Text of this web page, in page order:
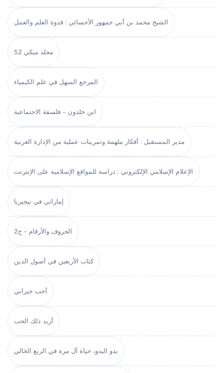
الشيخ محمد بن أبي جمهور الأحسائي : قدوة العلم والعمل
مجلد ميكي 52
المرجع السهل في علم الكيمياء
ابن خلدون - فلسفة الاجتماعية
مدير المستقبل : أفكار ملهمة وتمرينات عملية من الإدارة الغربية
الإعلام الإسلامي الإلكتروني : دراسة للمواقع الإسلامية على الإنترنت
إماراتي في نيجيريا
الحروف والأرقام - ج2
كتاب الأربعين في أصول الدين
أحب جيراني
أريد ذلك الحب
بدو البدو، حياة آل مرة في الربع الخالي